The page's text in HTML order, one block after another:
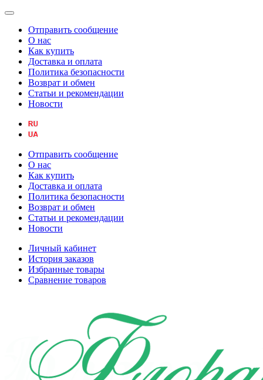
Отправить сообщение
О нас
Как купить
Доставка и оплата
Политика безопасности
Возврат и обмен
Статьи и рекомендации
Новости
Отправить сообщение
О нас
Как купить
Доставка и оплата
Политика безопасности
Возврат и обмен
Статьи и рекомендации
Новости
Личный кабинет
История заказов
Избранные товары
Сравнение товаров